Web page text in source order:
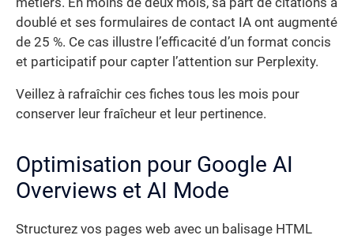
doublé et ses formulaires de contact IA ont augmenté
de 25 %. Ce cas illustre l’efficacité d’un format concis
et participatif pour capter l’attention sur Perplexity.
Veillez à rafraîchir ces fiches tous les mois pour
conserver leur fraîcheur et leur pertinence.
Optimisation pour Google AI
Overviews et AI Mode
Structurez vos pages web avec un balisage HTML